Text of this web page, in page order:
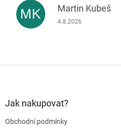
MK Martin Kubeš
Hodnocení obchodu
4.8.2026
Jak nakupovat?
Obchodní podmínky